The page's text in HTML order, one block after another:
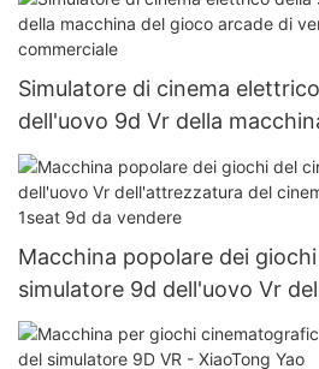
Simulatore di cinema
dell'uovo 9d Vr della
di vendita calda del centro
Macchina popolare dei
simulatore 9d dell'uovo Vr
cinema di realtà virtuale di